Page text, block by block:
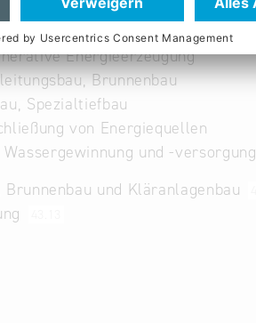
Energieerzeugung
Brunnenbau
Spezialtiefbau
von Energiequellen
und -versorgung
und Kläranlagenbau